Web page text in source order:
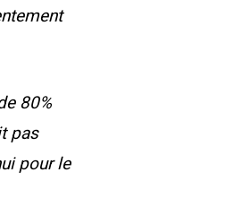
80%
pas
pour le